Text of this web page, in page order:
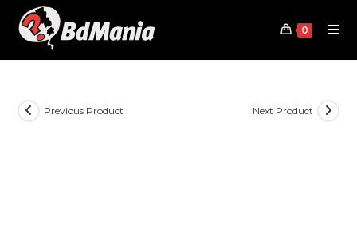
content
0
Previous Product Next Product